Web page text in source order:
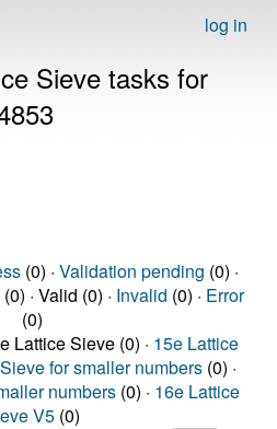
log in
Sieve tasks for
(0) · Validation pending (0) ·
(0) · Valid (0) · Invalid (0) · Error
(0)
Lattice Sieve (0) · 15e Lattice
for smaller numbers (0) ·
numbers (0) · 16e Lattice
V5 (0)